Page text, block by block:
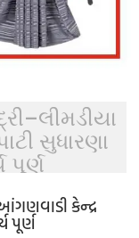
સુધારણા
પૂર્ણ
કેન્દ્ર
પૂર્ણ